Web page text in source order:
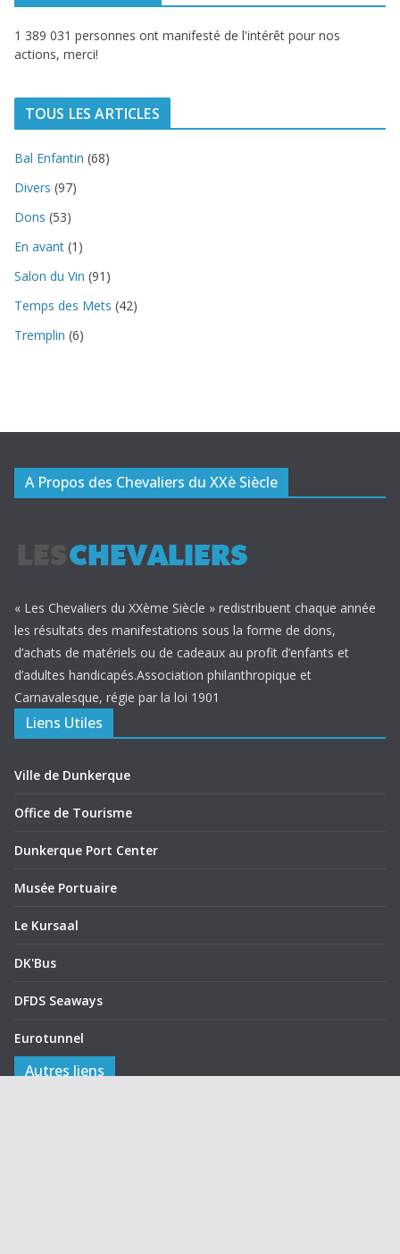
1 389 031 personnes ont manifesté de l'intérêt pour nos
actions, merci!
TOUS LES ARTICLES
Bal Enfantin (68)
Divers (97)
Dons (53)
En avant (1)
Salon du Vin (91)
Temps des Mets (42)
Tremplin (6)
A Propos des Chevaliers du XXè Siècle
« Les Chevaliers du XXème Siècle » redistribuent chaque année
les résultats des manifestations sous la forme de dons,
d’achats de matériels ou de cadeaux au profit d’enfants et
d’adultes handicapés.Association philanthropique et
Carnavalesque, régie par la loi 1901
Liens Utiles
Ville de Dunkerque
Office de Tourisme
Dunkerque Port Center
Musée Portuaire
Le Kursaal
DK'Bus
DFDS Seaways
Eurotunnel
Autres liens